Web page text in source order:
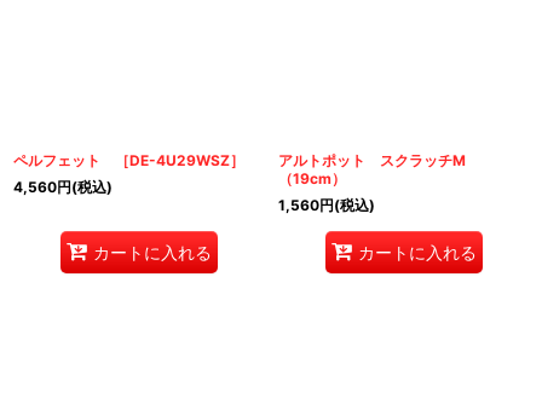
ペルフェット ［DE-4U29WSZ］
4,560円(税込)
カートに入れる
アルトポット スクラッチM
（19cm）
1,560円(税込)
カートに入れる